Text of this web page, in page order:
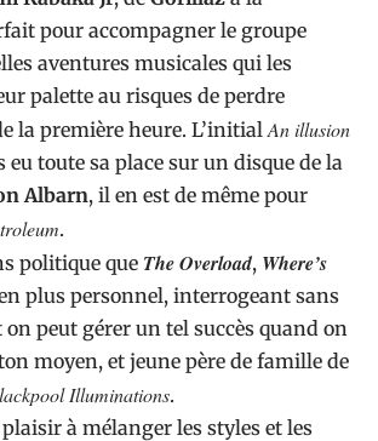
pour accompagner le groupe
aventures musicales qui les
palette au risques de perdre
la première heure. L’initial An illusion
eu toute sa place sur un disque de la
Albarn, il en est de même pour
.
politique que The Overload, Where’s
plus personnel, interrogeant sans
on peut gérer un tel succès quand on
moyen, et jeune père de famille de
Illuminations.
à mélanger les styles et les